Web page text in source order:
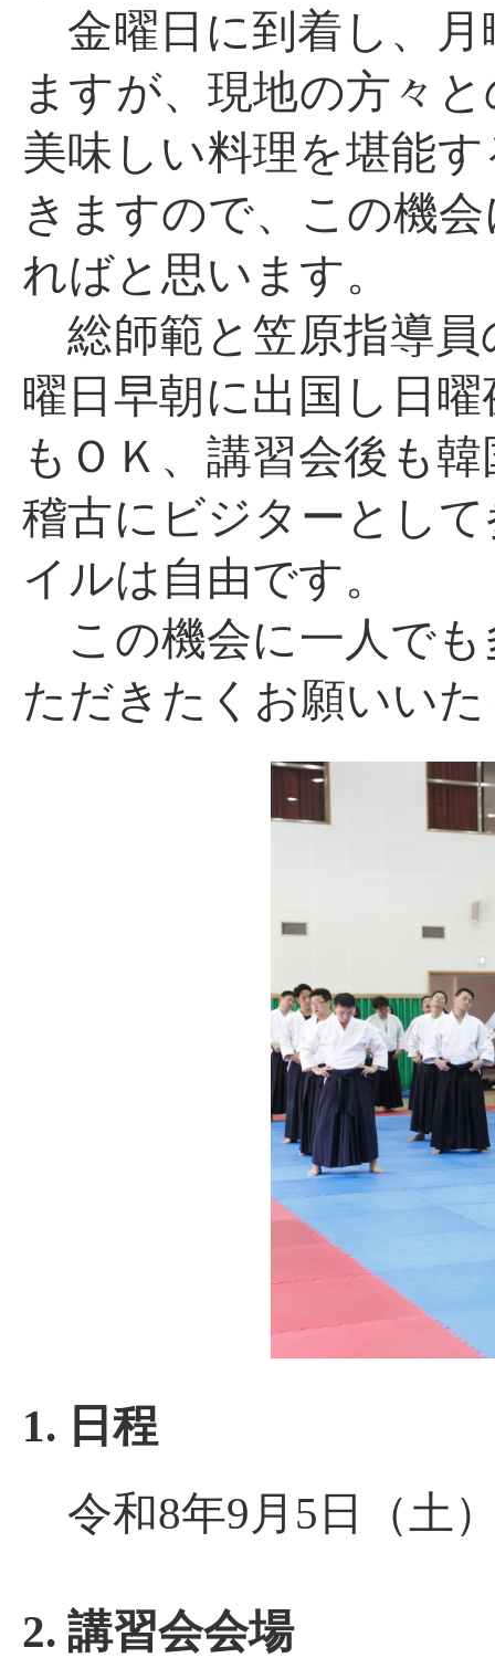
金曜日に到着し、月
ますが、現地の方々
美味しい料理を堪能
きますので、この機
ればと思います。
総師範と笠原指導員
曜日早朝に出国し日
もＯＫ、講習会後も
稽古にビジターとし
イルは自由です。
この機会に一人でも
ただきたくお願いい
1. 日程
令和8年9月5日（土
2. 講習会会場